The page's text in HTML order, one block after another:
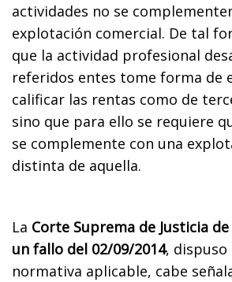
actividades no se
explotación comercial. De tal
que la actividad profesional
referidos entes tome forma de
calificar las rentas como de
sino que para ello se requiere
se complemente con una
distinta de aquella.
La Corte Suprema de Justicia
un fallo del 02/09/2014, dispuso
normativa aplicable, cabe